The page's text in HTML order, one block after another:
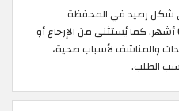
شكل رصيد في المحفظة
الإلكترونية يمكن استخدامه خلال 6 أشهر. كما يُستثنى من الإرجاع أو
والمناشف لأسباب صحية،
الطلب.